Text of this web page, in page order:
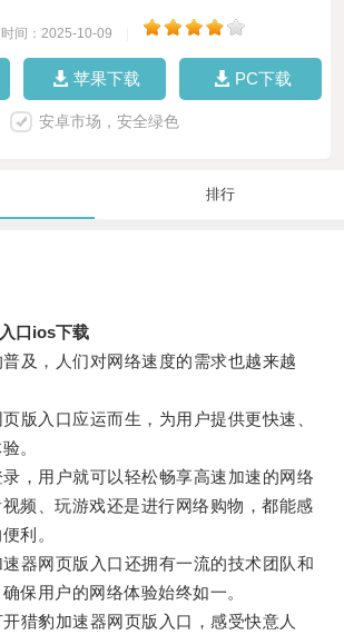
时间：2025-10-09
苹果下载 PC下载
安卓市场，安全绿色
排行
口ios下载
，人们对网络速度的需求也越来越
入口应运而生，为用户提供更快速、
。
用户就可以轻松畅享高速加速的网络
频、玩游戏还是进行网络购物，都能感
利。
网页版入口还拥有一流的技术团队和
保用户的网络体验始终如一。
豹加速器网页版入口，感受快意人